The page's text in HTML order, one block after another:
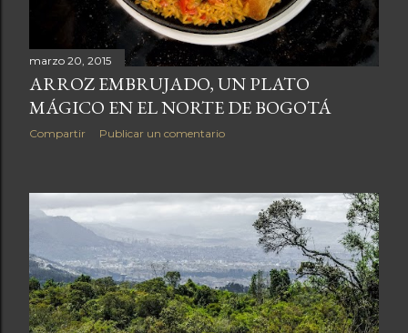
marzo 20, 2015
ARROZ EMBRUJADO, UN PLATO
MÁGICO EN EL NORTE DE BOGOTÁ
Compartir Publicar un comentario